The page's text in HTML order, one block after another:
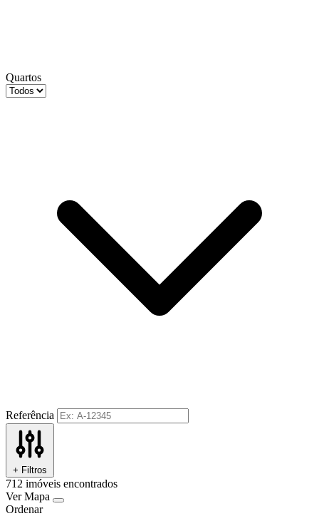
Quartos
Referência
+ Filtros
712 imóveis encontrados
Ver Mapa
Ordenar